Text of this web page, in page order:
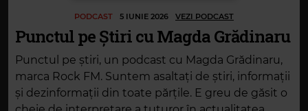
PODCAST 5 IUNIE 2026 VEZI PODCAST
Punctul pe Știri cu Magda Grădinaru
Punctul pe știri, un podcast cu Magda Grădinaru,
marca Rock FM. Suntem asaltați de știri, informații
și dezinformații din toate părțile. E greu de găsit o